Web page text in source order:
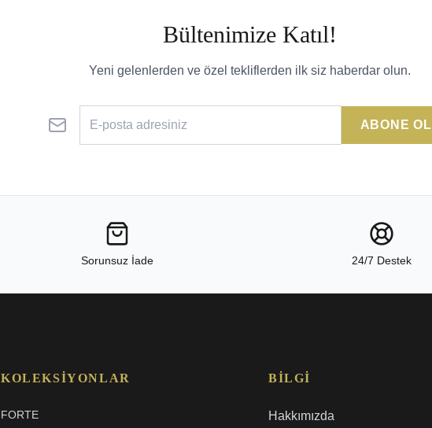
Bültenimize Katıl!
Yeni gelenlerden ve özel tekliflerden ilk siz haberdar olun.
ABONE OL
Sorunsuz İade 24/7 Destek
KOLEKSIYONLAR
FORTE
BILGI
Hakkımızda